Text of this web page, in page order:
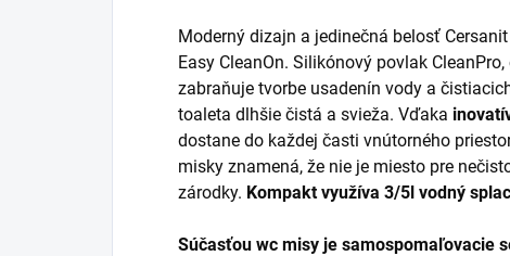
Moderný dizajn a jedinečná belosť
Easy CleanOn. Silikónový povlak
zabraňuje tvorbe usadenín vody a
toaleta dlhšie čistá a svieža. Vďaka
dostane do každej časti vnútorného
misky znamená, že nie je miesto pre
zárodky. Kompakt využíva 3/5l vodný
Súčasťou wc misy je samospomaľovacie